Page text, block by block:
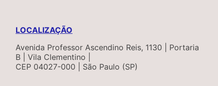
LOCALIZAÇÃO
Avenida Professor Ascendino Reis, 1130 | Portaria
B | Vila Clementino |
CEP 04027-000 | São Paulo (SP)